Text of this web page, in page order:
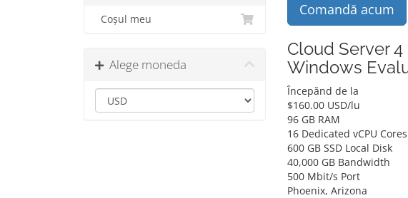
Coșul meu
Alege moneda
Comandă acum
Cloud Server 4
Windows
Începănd de la
$160.00 USD/lu
96 GB RAM
16 Dedicated vCPU Cores
600 GB SSD Local Disk
40,000 GB Bandwidth
500 Mbit/s Port
Phoenix, Arizona